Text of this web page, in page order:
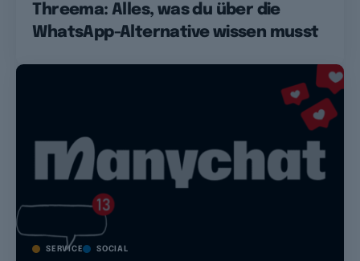
Threema: Alles, was du über die
WhatsApp-Alternative wissen musst
SERVICE SOCIAL